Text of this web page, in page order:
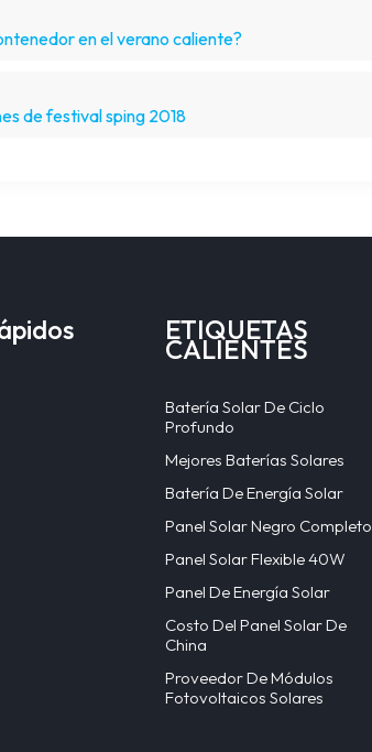
en el verano caliente?
de festival sping 2018
ETIQUETAS
CALIENTES
Batería Solar De Ciclo
Profundo
Mejores Baterías Solares
Batería De Energía Solar
Panel Solar Negro Completo
Panel Solar Flexible 40W
Panel De Energía Solar
Costo Del Panel Solar De
China
Proveedor De Módulos
Fotovoltaicos Solares